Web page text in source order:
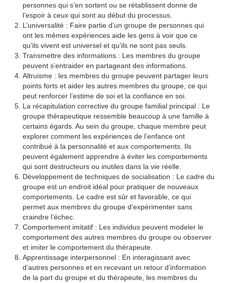
personnes qui s’en sortent ou se rétablissent donne de
l’espoir à ceux qui sont au début du processus.
L’universalité : Faire partie d’un groupe de personnes qui
ont les mêmes expériences aide les gens à voir que ce
qu’ils vivent est universel et qu’ils ne sont pas seuls.
Transmettre des informations : Les membres du groupe
peuvent s’entraider en partageant des informations.
Altruisme : les membres du groupe peuvent partager leurs
points forts et aider les autres membres du groupe, ce qui
peut renforcer l’estime de soi et la confiance en soi.
La récapitulation corrective du groupe familial principal : Le
groupe thérapeutique ressemble beaucoup à une famille à
certains égards. Au sein du groupe, chaque membre peut
explorer comment les expériences de l’enfance ont
contribué à la personnalité et aux comportements. Ils
peuvent également apprendre à éviter les comportements
qui sont destructeurs ou inutiles dans la vie réelle.
Développement de techniques de socialisation : Le cadre du
groupe est un endroit idéal pour pratiquer de nouveaux
comportements. Le cadre est sûr et favorable, ce qui
permet aux membres du groupe d’expérimenter sans
craindre l’échec.
Comportement imitatif : Les individus peuvent modeler le
comportement des autres membres du groupe ou observer
et imiter le comportement du thérapeute.
Apprentissage interpersonnel : En interagissant avec
d’autres personnes et en recevant un retour d’information
de la part du groupe et du thérapeute, les membres du